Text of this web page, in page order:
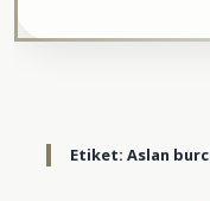
Etiket: Aslan